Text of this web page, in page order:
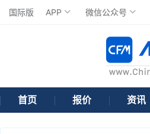
国际版 APP 微信公众号
首页 报价 资讯